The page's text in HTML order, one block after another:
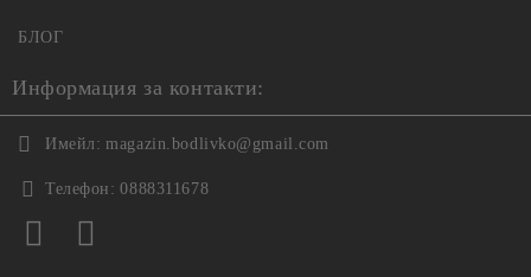
БЛОГ
Информация за контакти:
Имейл: magazin.bodlivko@gmail.com
Телефон: 0888311678